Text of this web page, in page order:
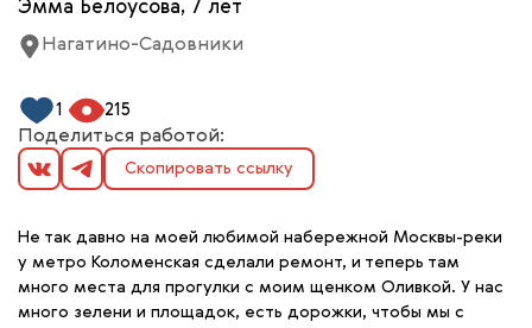
Эмма Белоусова, 7 лет
Нагатино-Садовники
1 215
Поделиться работой:
Скопировать ссылку
Не так давно на моей любимой набережной Москвы-реки
у метро Коломенская сделали ремонт, и теперь там
много места для прогулки с моим щенком Оливкой. У нас
много зелени и площадок, есть дорожки, чтобы мы с